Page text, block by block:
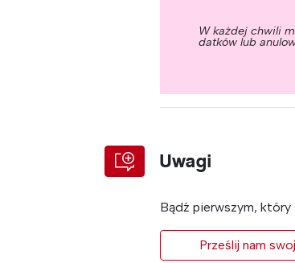
W każdej chwili
datków lub
Uwagi
Bądź pierwszym, który
Prześlij nam